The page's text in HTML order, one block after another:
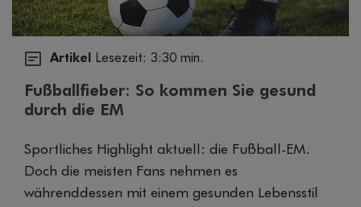
Artikel Lesezeit: 3:30 min.
Fußballfieber: So kommen Sie gesund
durch die EM
Sportliches Highlight aktuell: die Fußball-EM.
Doch die meisten Fans nehmen es
währenddessen mit einem gesunden Lebensstil